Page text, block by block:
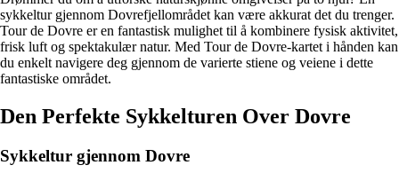
sykkeltur gjennom Dovrefjellområdet kan være akkurat det du trenger.
Tour de Dovre er en fantastisk mulighet til å kombinere fysisk aktivitet,
frisk luft og spektakulær natur. Med Tour de Dovre-kartet i hånden kan
du enkelt navigere deg gjennom de varierte stiene og veiene i dette
fantastiske området.
Den Perfekte Sykkelturen Over Dovre
Sykkeltur gjennom Dovre